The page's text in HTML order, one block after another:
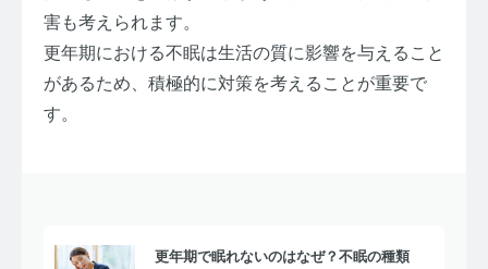
害も考えられます。
更年期における不眠は生活の質に影響を与えること
があるため、積極的に対策を考えることが重要で
す。
更年期で眠れないのはなぜ？不眠の種類